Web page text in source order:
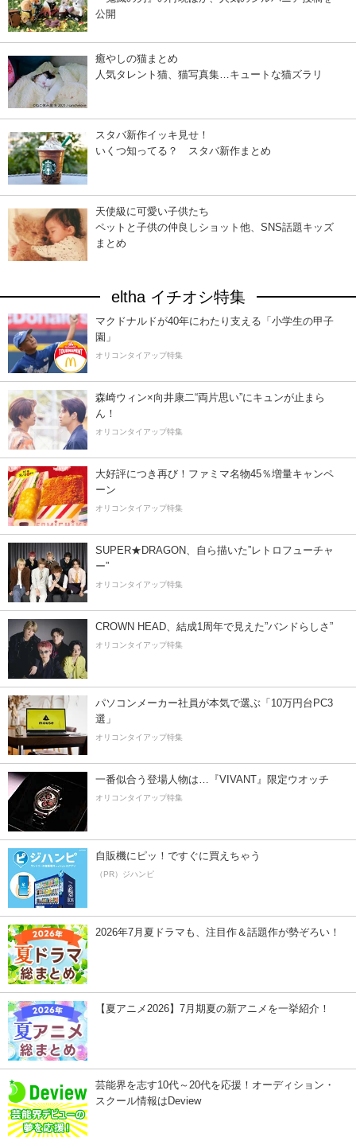
公開
癒やしの猫まとめ
人気タレント猫、猫写真集…キュートな猫ズラリ
スタバ新作イッキ見せ！
いくつ知ってる？ スタバ新作まとめ
天使級に可愛い子供たち
ペットと子供の仲良しショット他、SNS話題キッズ
まとめ
eltha イチオシ特集
マクドナルドが40年にわたり支える「小学生の甲子
園」
オリコンタイアップ特集
森崎ウィン×向井康二“両片思い”にキュンが止まら
ん！
オリコンタイアップ特集
大好評につき再び！ファミマ名物45％増量キャンペ
ーン
オリコンタイアップ特集
SUPER★DRAGON、自ら描いた”レトロフューチャ
ー”
オリコンタイアップ特集
CROWN HEAD、結成1周年で見えた”バンドらしさ”
オリコンタイアップ特集
パソコンメーカー社員が本気で選ぶ「10万円台PC3
選」
オリコンタイアップ特集
一番似合う登場人物は…『VIVANT』限定ウオッチ
オリコンタイアップ特集
自販機にピッ！ですぐに買えちゃう
（PR）ジハンピ
2026年7月夏ドラマも、注目作＆話題作が勢ぞろい！
【夏アニメ2026】7月期夏の新アニメを一挙紹介！
芸能界を志す10代～20代を応援！オーディション・
スクール情報はDeview